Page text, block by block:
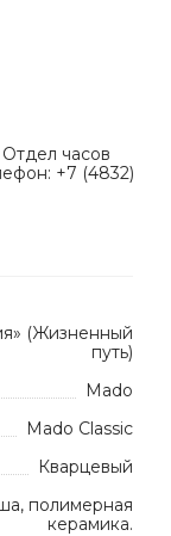
часов
+7 (4832)
(Жизненный
путь)
Mado
Mado Classic
Кварцевый
полимерная
керамика.